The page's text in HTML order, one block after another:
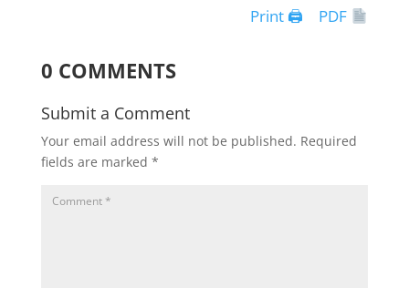
Print 🖨 PDF
0 COMMENTS
Submit a Comment
Your email address will not be published. Required
fields are marked *